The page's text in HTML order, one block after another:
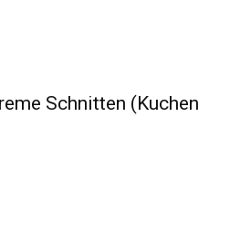
Schnitten (Kuchen